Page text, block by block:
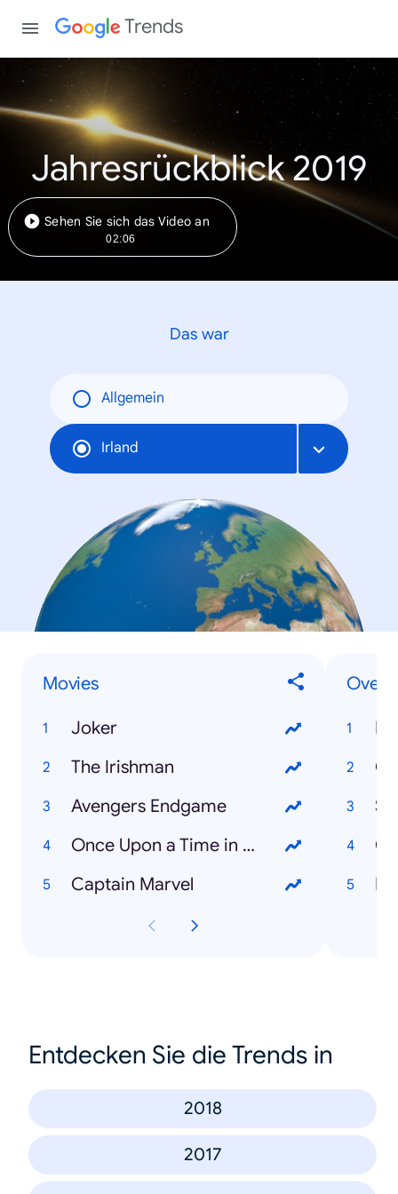
Trends
Jahresrückblick 2019
Sehen Sie sich das Video an
02:06
Das war
Allgemein
Irland
Movies
Joker
The Irishman
Avengers Endgame
Once Upon a Time in Hollywood
Captain Marvel
Entdecken Sie die Trends in
2018
2017